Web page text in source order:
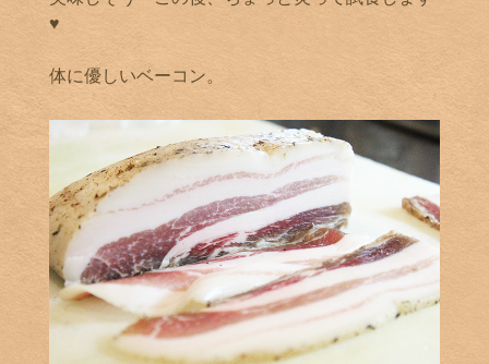
♥
体に優しいベーコン。